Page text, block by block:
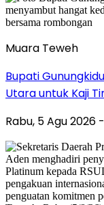
Muara Teweh
Bupati
Utara untuk Kaji
Rabu, 5 Agu 2026